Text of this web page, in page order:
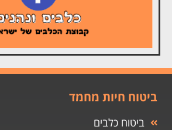
ביטוח חיות מחמד
ביטוח כלבים